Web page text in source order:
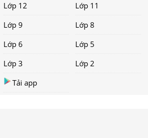
Lớp 12
Lớp 11
Lớp 9
Lớp 8
Lớp 6
Lớp 5
Lớp 3
Lớp 2
Tải app